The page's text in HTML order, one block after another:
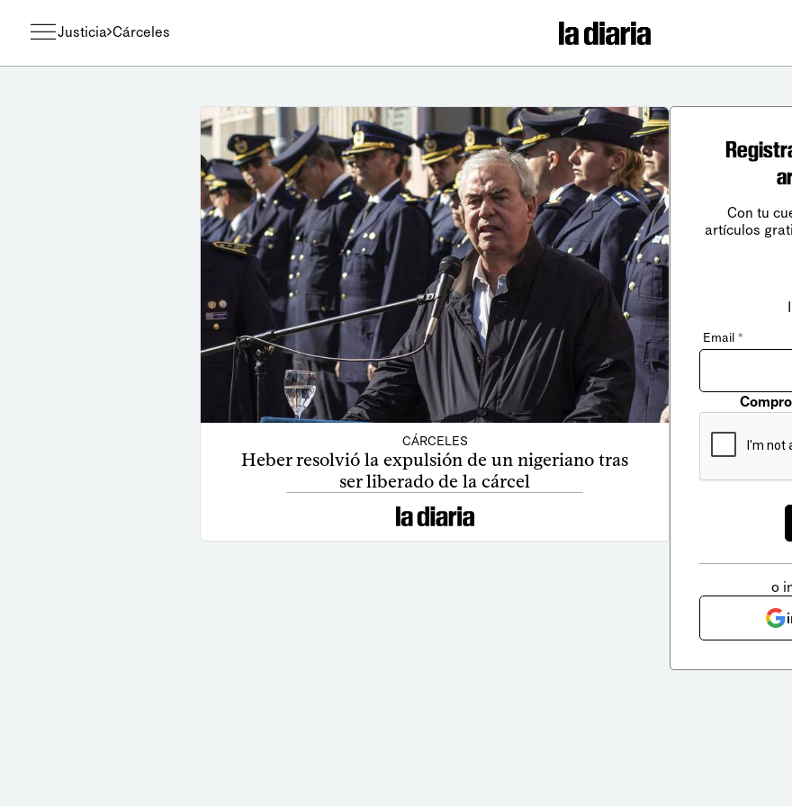
Justicia Cárceles
CÁRCELES
Heber resolvió la expulsión de un nigeriano tras
ser liberado de la cárcel
Con tu
artículos
Email *
o